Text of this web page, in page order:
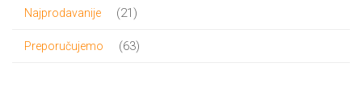
Najprodavanije 21 21
Preporučujemo 6363